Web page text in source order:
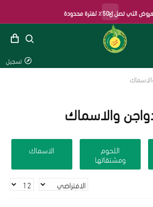
ل50٪ لفترة محدودة ×
تسجيل
والاسماك
اللحوم
ومشتقاتها
الاسماك